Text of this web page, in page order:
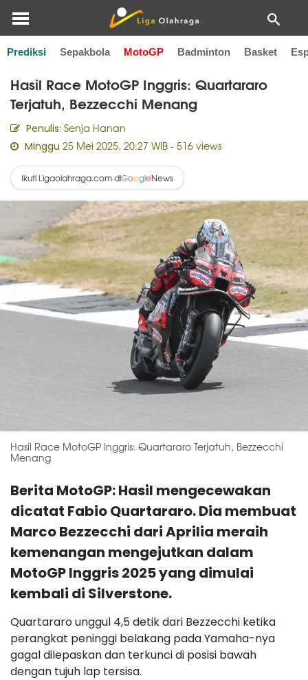
Prediksi Sepakbola MotoGP Badminton Basket
Home MotoGP
Hasil Race MotoGP Inggris: Quartararo
Terjatuh, Bezzecchi Menang
Penulis: Senja Hanan
Minggu 25 Mei 2025, 20:27 WIB - 516 views
Ikuti Ligaolahraga.com diGoogleNews
Hasil Race MotoGP Inggris: Quartararo Terjatuh, Bezzecchi
Menang
Berita MotoGP: Hasil mengecewakan
dicatat Fabio Quartararo. Dia membuat
Marco Bezzecchi dari Aprilia meraih
kemenangan mengejutkan dalam
MotoGP Inggris 2025 yang dimulai
kembali di Silverstone.
Quartararo unggul 4,5 detik dari Bezzecchi ketika
perangkat peninggi belakang pada Yamaha-nya
gagal dilepaskan dan terkunci di posisi bawah
dengan tujuh lap tersisa.